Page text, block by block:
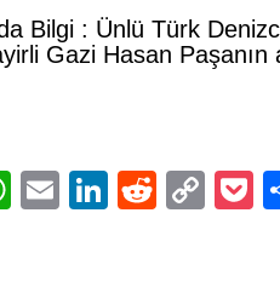
Bilgi : Ünlü Türk
Gazi Hasan Paşanın
WhatsApp
EmailLinkedIn
Reddit